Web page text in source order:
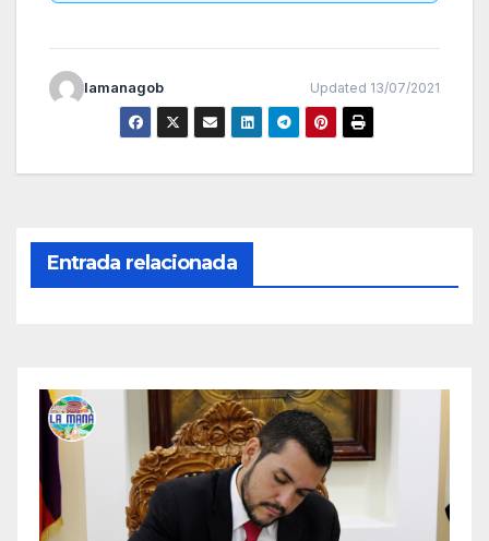
lamanagob Updated 13/07/2021
Entrada relacionada